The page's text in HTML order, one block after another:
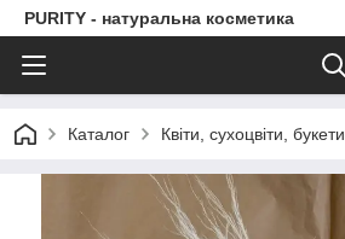
PURITY - натуральна косметика
Каталог Квіти, сухоцвіти, букети